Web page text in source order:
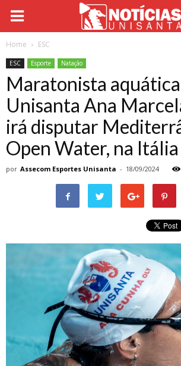
Home ESC
ESC Esporte Natação
Maratonista
Unisanta Ana
irá disputar
Open Water, na Itália
por Assecom Esportes Unisanta - 18/09/2024